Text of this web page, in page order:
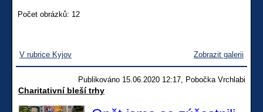
Počet obrázků: 12
V rubrice Kyjov Zobrazit galerii
Publikováno 15.06.2020 12:17, Pobočka Vrchlabi
Charitativní bleší trhy